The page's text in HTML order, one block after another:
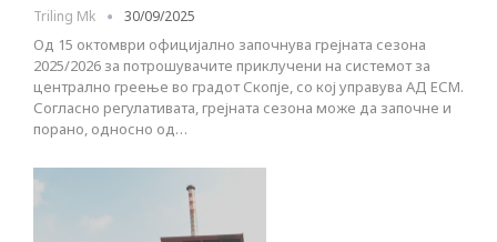
Triling Mk 30/09/2025
Од 15 октомври официјално започнува грејната сезона
2025/2026 за потрошувачите приклучени на системот за
централно греење во градот Скопје, со кој управува АД ЕСМ.
Согласно регулативата, грејната сезона може да започне и
порано, односно од…